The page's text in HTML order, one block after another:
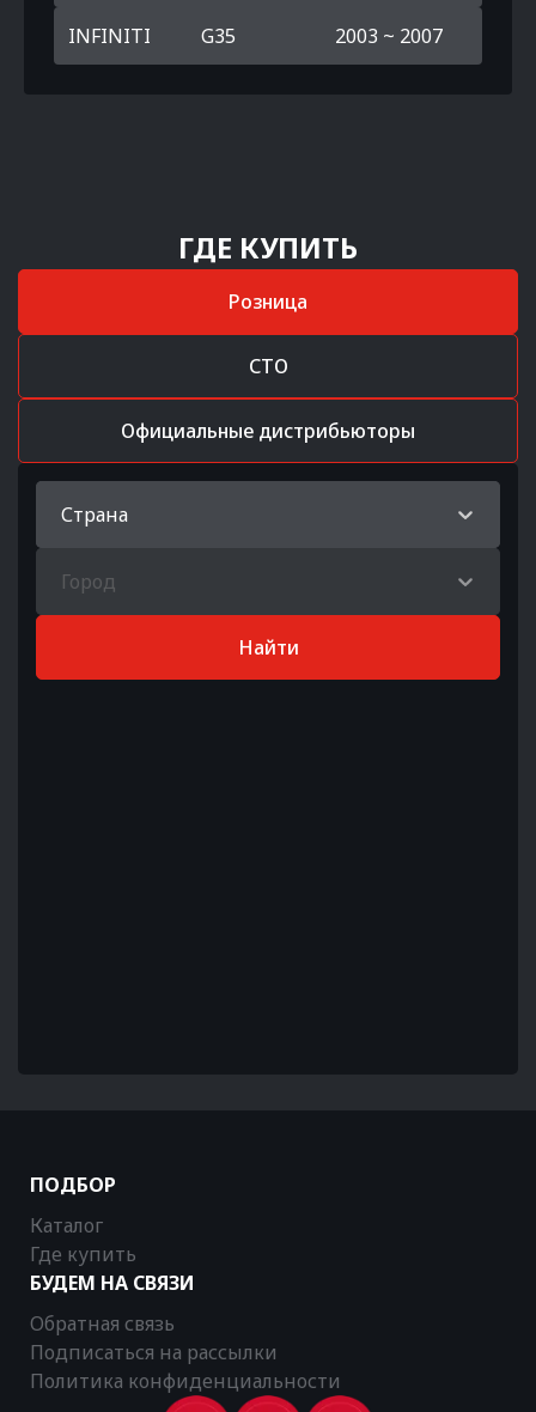
INFINITI G35 2003 ~ 2007
ГДЕ КУПИТЬ
Розница
СТО
Официальные дистрибьюторы
Страна
Город
Найти
ПОДБОР
Каталог
Где купить
БУДЕМ НА СВЯЗИ
Обратная связь
Подписаться на рассылки
Политика конфиденциальности